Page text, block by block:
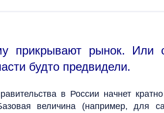
прикрывают рынок.
будто предвидели.
в России начнет
величина (например,